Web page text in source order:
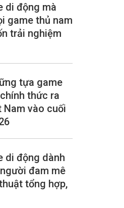
di động mà
game thủ nam
trải nghiệm
tựa game
thức ra
Nam vào cuối
di động dành
đam mê
tổng hợp,